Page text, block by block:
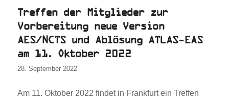
Treffen der Mitglieder zur
Vorbereitung neue Version
AES/NCTS und Ablösung ATLAS-EAS
am 11. Oktober 2022
28. September 2022
Am 11. Oktober 2022 findet in Frankfurt ein Treffen